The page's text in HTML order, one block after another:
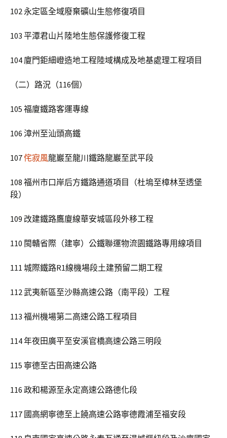
102 永定區全域廢棄礦山生態修復項目
103 平潭君山片陸地生態保護修復工程
104 廈門鉅細嶝造地工程陸域構成及地基處理工程項目
（二）路況（116個）
105 福廈鐵路客運專線
106 漳州至汕頭高鐵
107侘寂風龍巖至龍川鐵路龍巖至武平段
108 福州市口岸后方鐵路通道項目（杜塢至樟林至透堡
段）
109 改建鐵路鷹廈線華安城區段外移工程
110 閩贛省際（建寧）公鐵聯運物流園鐵路專用線項目
111 城際鐵路R1線機場段土建預留二期工程
112 武夷新區至沙縣高速公路（南平段）工程
113 福州機場第二高速公路工程項目
114 年夜田廣平至安溪官橋高速公路三明段
115 寧德至古田高速公路
116 政和楊源至永定高速公路德化段
117 國高網寧德至上饒高速公路寧德霞浦至福安段